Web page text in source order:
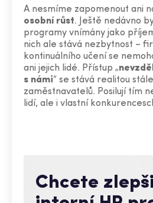
A nesmíme zapomenout ani
osobní růst. Ještě nedávno
programy vnímány jako
nich ale stává nezbytnost –
kontinuálního učení se
ani jejich lidé. Přístup „
s námi“ se stává realitou
zaměstnavatelů. Posilují tím
lidí, ale i vlastní
Chcete